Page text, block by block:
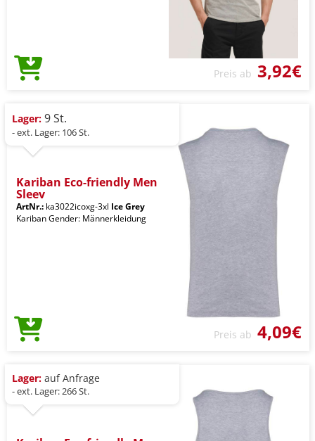
Preis ab 3,92€
Lager: 9 St.
- ext. Lager: 106 St.
Kariban Eco-friendly Men
Sleev
ArtNr.: ka3022icoxg-3xl Ice Grey
Kariban Gender: Männerkleidung
Preis ab 4,09€
Lager: auf Anfrage
- ext. Lager: 266 St.